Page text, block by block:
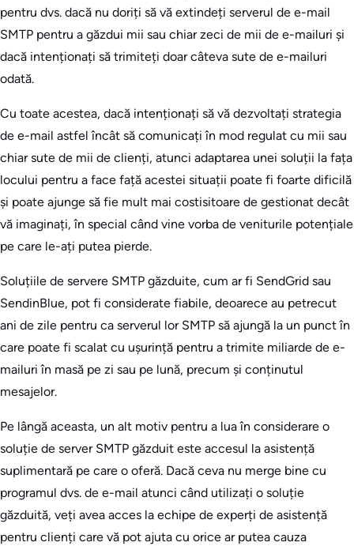
pentru dvs. dacă nu doriți să vă extindeți serverul de e-mail
SMTP pentru a găzdui mii sau chiar zeci de mii de e-mailuri și
dacă intenționați să trimiteți doar câteva sute de e-mailuri
odată.
Cu toate acestea, dacă intenționați să vă dezvoltați strategia
de e-mail astfel încât să comunicați în mod regulat cu mii sau
chiar sute de mii de clienți, atunci adaptarea unei soluții la fața
locului pentru a face față acestei situații poate fi foarte dificilă
și poate ajunge să fie mult mai costisitoare de gestionat decât
vă imaginați, în special când vine vorba de veniturile potențiale
pe care le-ați putea pierde.
Soluțiile de servere SMTP găzduite, cum ar fi SendGrid sau
SendinBlue, pot fi considerate fiabile, deoarece au petrecut
ani de zile pentru ca serverul lor SMTP să ajungă la un punct în
care poate fi scalat cu ușurință pentru a trimite miliarde de e-
mailuri în masă pe zi sau pe lună, precum și conținutul
mesajelor.
Pe lângă aceasta, un alt motiv pentru a lua în considerare o
soluție de server SMTP găzduit este accesul la asistență
suplimentară pe care o oferă. Dacă ceva nu merge bine cu
programul dvs. de e-mail atunci când utilizați o soluție
găzduită, veți avea acces la echipe de experți de asistență
pentru clienți care vă pot ajuta cu orice ar putea cauza